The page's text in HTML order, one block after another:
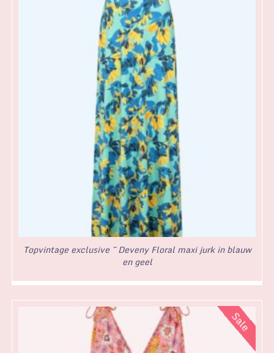
Topvintage exclusive ~ Deveny Floral maxi jurk in blauw
en geel